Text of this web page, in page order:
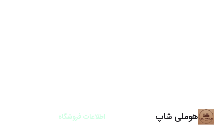
هوملی شاپ اطلاعات فروشگاه